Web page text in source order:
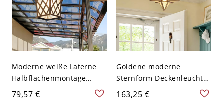
Moderne weiße Laterne
Halbflächenmontage
Deckenleuchte mit
mattiertem Glasschirm -
79,57 €
Goldene moderne
Sternform Deckenleuchte
mit klarem Glasschirm -
Mattglas 110V-120V
163,25 €